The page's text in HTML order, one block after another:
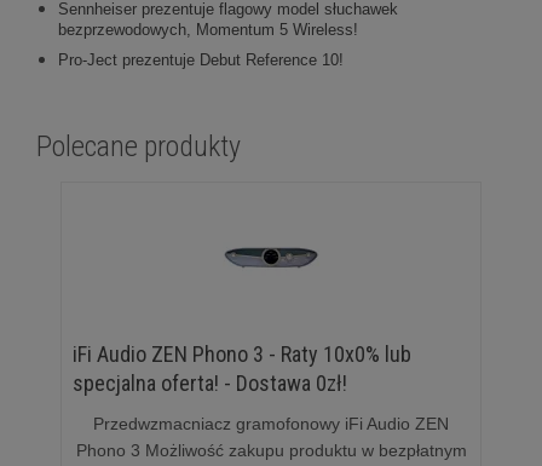
Sennheiser prezentuje flagowy model słuchawek
bezprzewodowych, Momentum 5 Wireless!
Pro-Ject prezentuje Debut Reference 10!
Polecane produkty
iFi Audio ZEN Phono 3 - Raty 10x0% lub
specjalna oferta! - Dostawa 0zł!
Przedwzmacniacz gramofonowy iFi Audio ZEN
Phono 3 Możliwość zakupu produktu w bezpłatnym